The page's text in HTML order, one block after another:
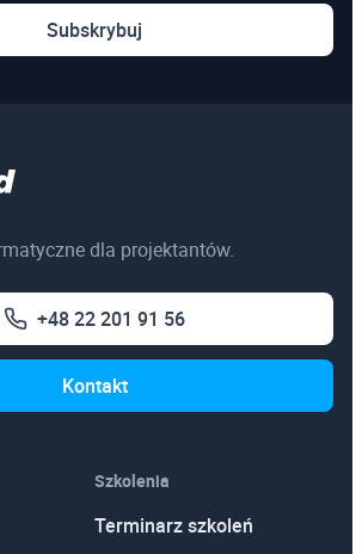
Subskrybuj
dla projektantów.
+48 22 201 91 56
Kontakt
Szkolenia
Terminarz szkoleń